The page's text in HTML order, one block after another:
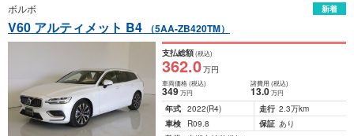
ボルボ 新着
V60 アルティメット B4 （5AA-ZB420TM）
支払総額(税込)
362.0万円
車両価格(税込)
349万円
諸費用 (税込)
13.0 万円
年式 2022(R4) 走行 2.3万km
車検
R09.8 保証 あり